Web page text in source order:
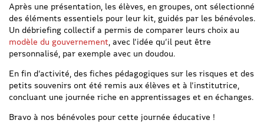
Après une présentation, les élèves, en groupes, ont sélectionné
des éléments essentiels pour leur kit, guidés par les bénévoles.
Un débriefing collectif a permis de comparer leurs choix au
modèle du gouvernement , avec l’idée qu’il peut être
personnalisé, par exemple avec un doudou.
En fin d’activité, des fiches pédagogiques sur les risques et des
petits souvenirs ont été remis aux élèves et à l’institutrice,
concluant une journée riche en apprentissages et en échanges.
Bravo à nos bénévoles pour cette journée éducative !